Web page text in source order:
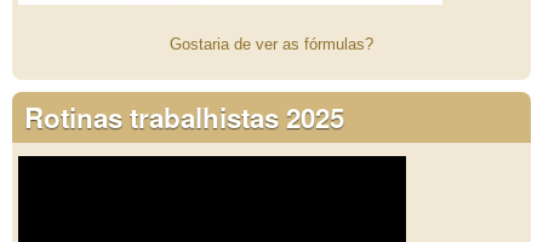
Gostaria de ver as fórmulas?
Rotinas trabalhistas 2025